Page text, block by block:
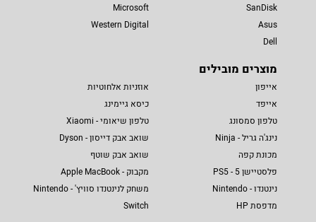
SanDisk
Asus
Dell
Microsoft
Western Digital
מוצרים מובילים
אייפון
אייפד
טלפון סמסונג
נינג'ה גריל - Ninja
מכונת קפה
פלסטיישן 5 - PS5
נינטנדו - Nintendo
מדפסת HP
אוזניות אלחוטיות
כיסא גיימינג
טלפון שיאומי - Xiaomi
שואב אבק דייסון - Dyson
שואב אבק שוטף
מקבוק - Apple MacBook
משחק לנינטנדו סוויץ' - Nintendo
Switch